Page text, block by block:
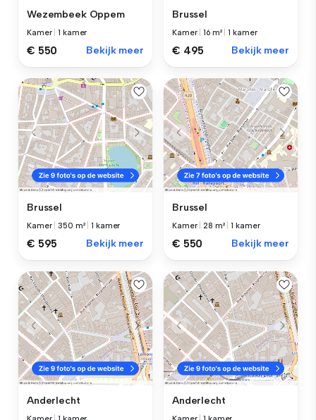
Wezembeek Oppem
Kamer |1 kamer
€ 550 Bekijk meer
Brussel
Kamer |16 m² |1 kamer
€ 495 Bekijk meer
Brussel
Kamer |350 m² |1 kamer
€ 595 Bekijk meer
Brussel
Kamer |28 m² |1 kamer
€ 550 Bekijk meer
Anderlecht Anderlecht